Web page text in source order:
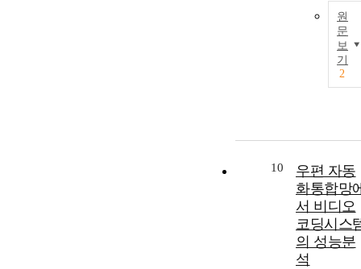
원
문
보
기
2
10
우편 자동
화통합망
서 비디오
코딩시스
의 성능분
석